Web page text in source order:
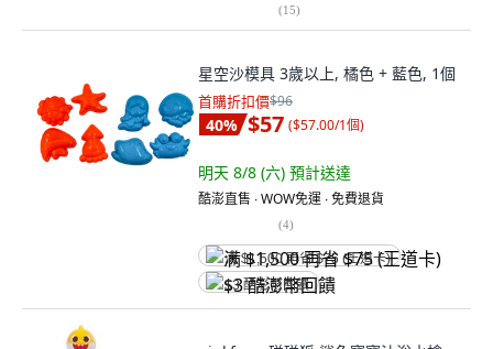
(15)
星空沙模具 3歲以上, 橘色 + 藍色, 1個
首購折扣價$96
40% $57 ($57.00/1個)
明天 8/8 (六) 預計送達
酷澎直售 ∙ WOW免運 ∙ 免費退貨
(4)
满 $1,500 再省 $75 (王道卡)
$3 酷澎幣回饋